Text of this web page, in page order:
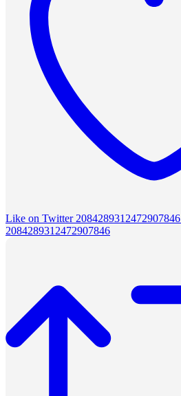
Like on Twitter 2084289312472907846
2084289312472907846